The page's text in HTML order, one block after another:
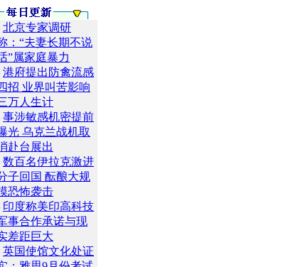
北京专家调研
：“夫妻长期不说
”属家庭暴力
港府提出防禽流感
招 业界叫苦影响
万人生计
事涉敏感机密提前
光 乌克兰战机取
赴台展出
数百名伊拉克激进
子回国 酝酿大规
恐怖袭击
印度称美印高科技
事合作承诺与现
差距巨大
英国使馆文化处证